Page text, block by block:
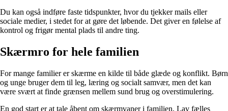
Du kan også indføre faste tidspunkter, hvor du tjekker mails eller
sociale medier, i stedet for at gøre det løbende. Det giver en følelse af
kontrol og frigør mental plads til andre ting.
Skærmro for hele familien
For mange familier er skærme en kilde til både glæde og konflikt. Børn
og unge bruger dem til leg, læring og socialt samvær, men det kan
være svært at finde grænsen mellem sund brug og overstimulering.
En god start er at tale åbent om skærmvaner i familien. Lav fælles